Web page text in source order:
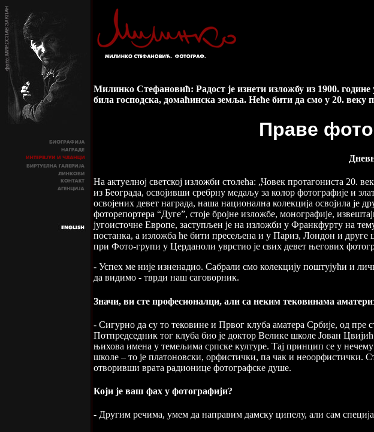
Милинко Стефановић: Радост је изнети изложбу из 1900.
била господска, домаћинска земља. Неће бити да смо у 20. веку
Праве
На актуелној светској изложби столећа: „Човек протагониста
из Београда, освојивши сребрну медаљу за колор фотографије и
освојених девет награда, наша национална колекција освојила
фоторепортера “Дуге”, стоје бројне изложбе, монографије,
југоисточне Европе, заступљен је на изложби у Франкфурту на
постанка, а изложба ће бити пресељена и у Париз, Лондон и
при Фото-групи у Церданоли уврстио је свих девет његових
- Успех ме није изненадио. Сабрали смо колекцију поштујући и
да видимо - тврди наш саговорник.
Значи, ви сте професионалци, али са неким тековинама
- Сигурно да су то тековине и Првог клуба аматера Србије, од пре
Потпредседник тог клуба био је доктор Велике школе Јован
њихова имена у темељима српске културе. Тај принцип се у
школе – то је платоновски, орфистички, па чак и неоорфистички.
отворивши врата радионице фотографске душе.
Који је ваш фах у фотографији?
- Другим речима, умем да направим дамску ципелу, али сам